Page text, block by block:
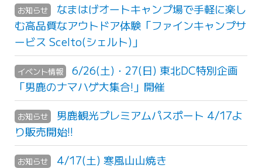
お知らせ
なまはげオートキャンプ場で手軽に楽し
む高品質なアウトドア体験「ファインキャンプサ
ービス Scelto(シェルト)」
イベント情報
6/26(土)・27(日) 東北DC特別企画
「男鹿のナマハゲ大集合!」開催
お知らせ
男鹿観光プレミアムパスポート 4/17よ
り販売開始!!
お知らせ 4/17(土) 寒風山山焼き